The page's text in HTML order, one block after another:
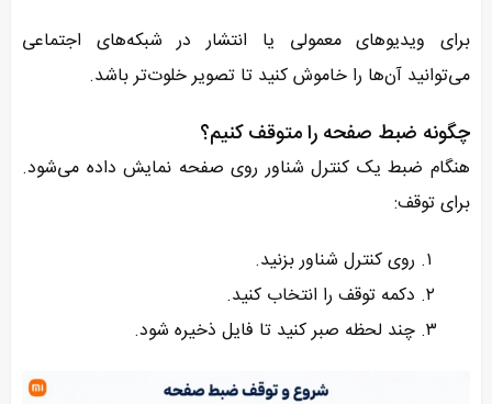
برای ویدیوهای معمولی یا انتشار در شبکه‌های اجتماعی
می‌توانید آن‌ها را خاموش کنید تا تصویر خلوت‌تر باشد.
چگونه ضبط صفحه را متوقف کنیم؟
هنگام ضبط یک کنترل شناور روی صفحه نمایش داده می‌شود.
برای توقف:
روی کنترل شناور بزنید.
دکمه توقف را انتخاب کنید.
چند لحظه صبر کنید تا فایل ذخیره شود.